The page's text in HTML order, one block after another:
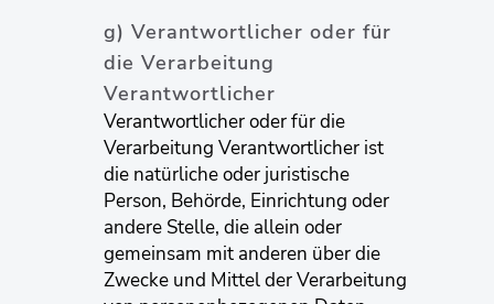
g) Verantwortlicher oder für
die Verarbeitung
Verantwortlicher
Verantwortlicher oder für die
Verarbeitung Verantwortlicher ist
die natürliche oder juristische
Person, Behörde, Einrichtung oder
andere Stelle, die allein oder
gemeinsam mit anderen über die
Zwecke und Mittel der Verarbeitung